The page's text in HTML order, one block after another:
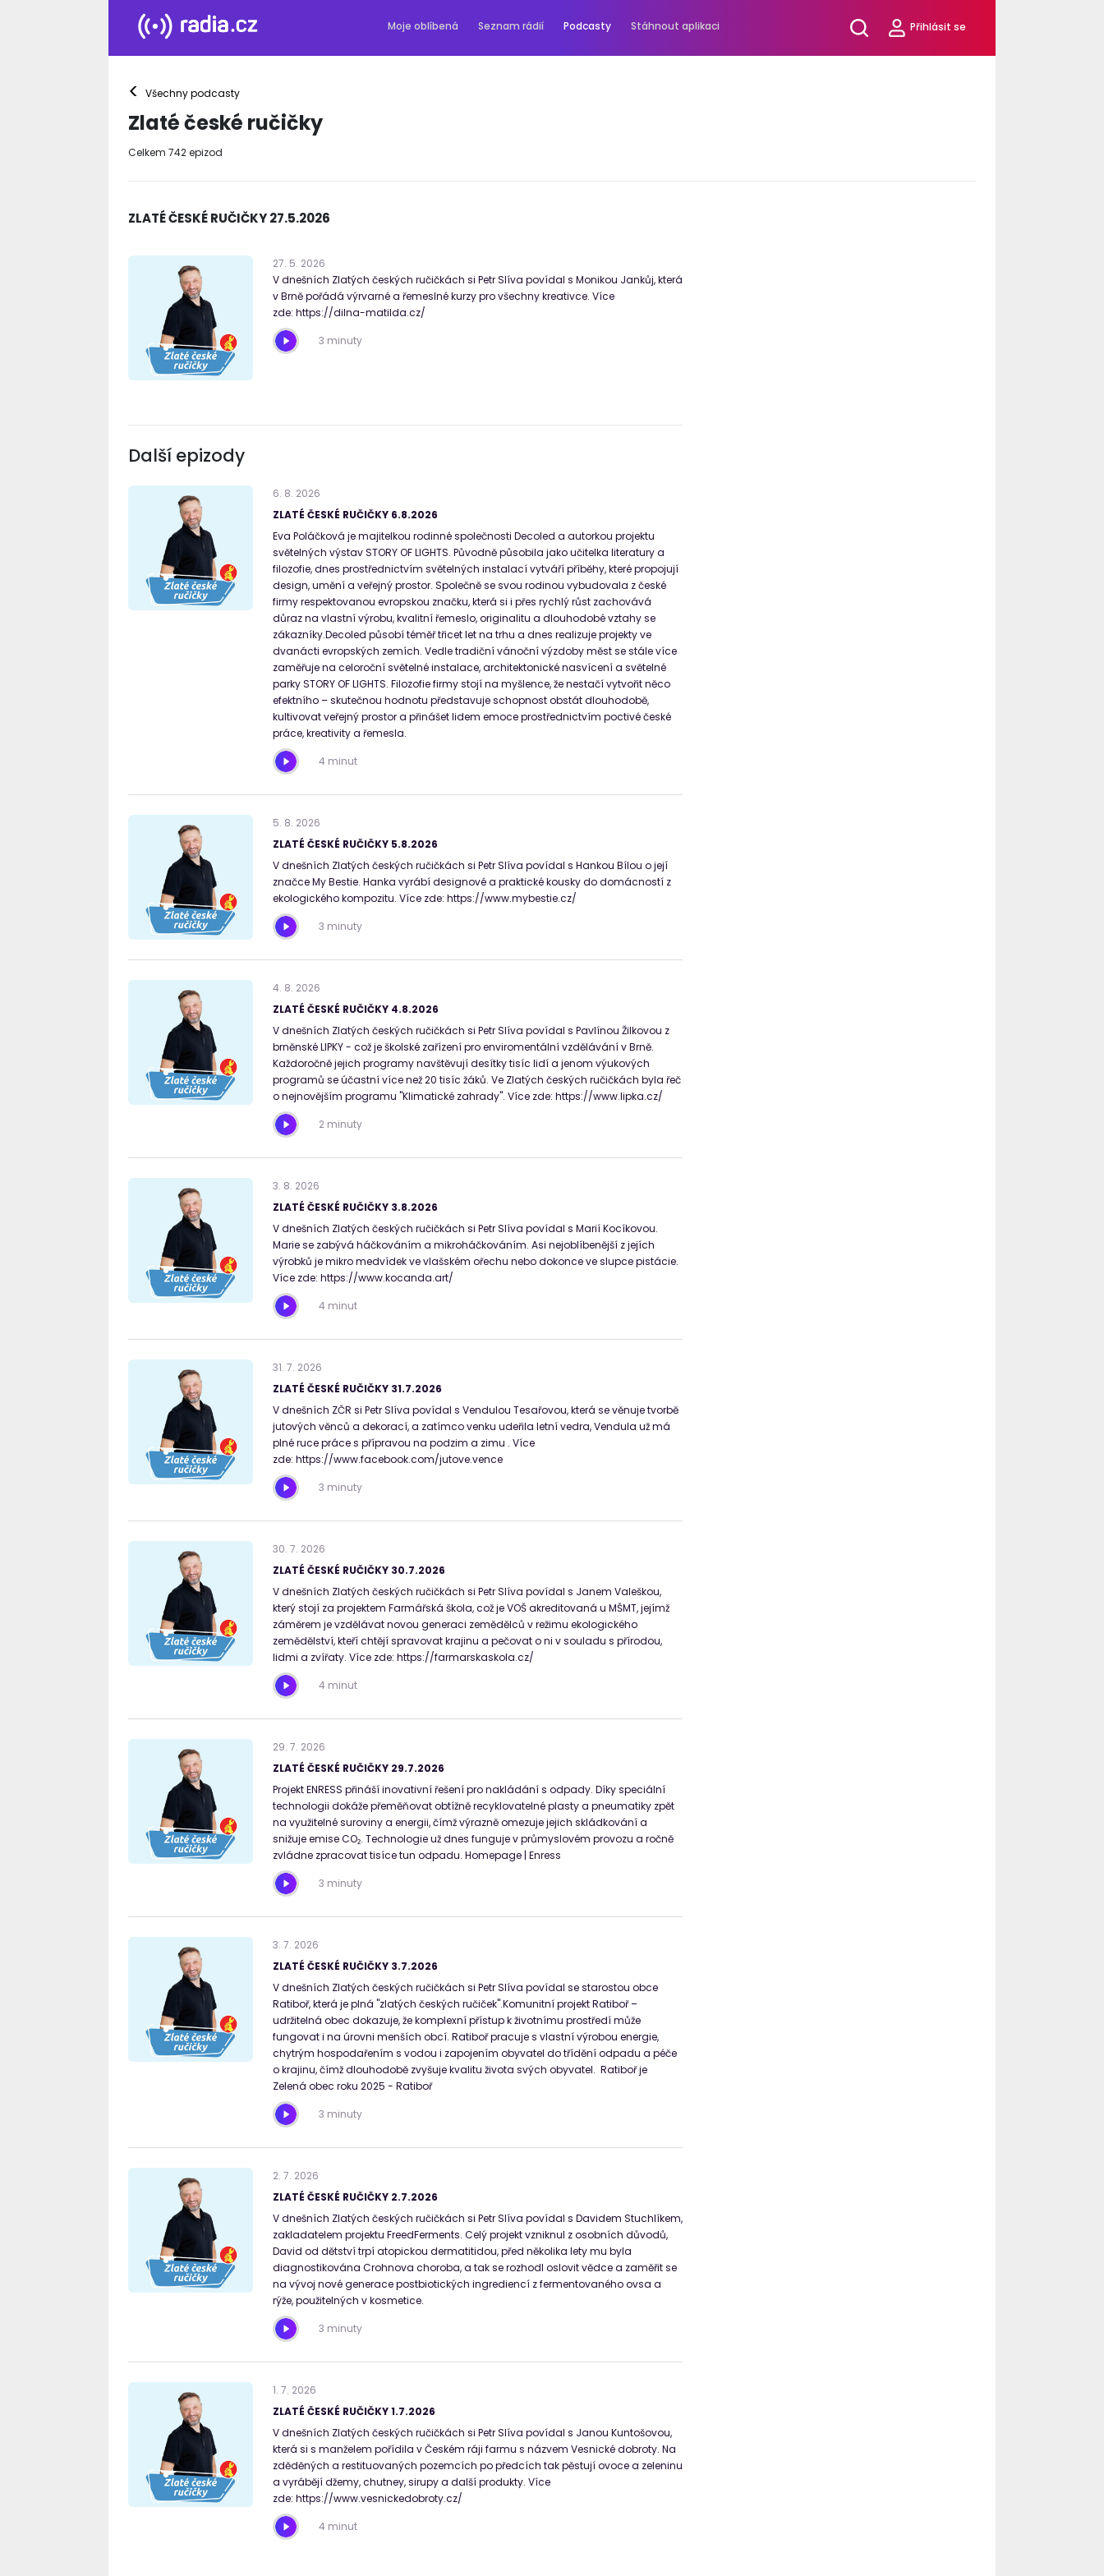
Moje oblíbená Seznam rádií Podcasty Stáhnout aplikaci Přihlásit se
< Všechny podcasty
Zlaté české ručičky
Celkem 742epizod
ZLATÉ ČESKÉ RUČIČKY 27.5.2026
27. 5. 2026
V dnešních Zlatých českých ručičkách si Petr Slíva povídal s Monikou Jankůj, která
v Brně pořádá výrvarné a řemeslné kurzy pro všechny kreativce. Více
zde: https://dilna-matilda.cz/
3 minuty
Další epizody
6. 8. 2026
ZLATÉ ČESKÉ RUČIČKY 6.8.2026
Eva Poláčková je majitelkou rodinné společnosti Decoled a autorkou projektu
světelných výstav STORY OF LIGHTS. Původně působila jako učitelka literatury a
filozofie, dnes prostřednictvím světelných instalací vytváří příběhy, které propojují
design, umění a veřejný prostor. Společně se svou rodinou vybudovala z české
firmy respektovanou evropskou značku, která si i přes rychlý růst zachovává
důraz na vlastní výrobu, kvalitní řemeslo, originalitu a dlouhodobé vztahy se
zákazníky.Decoled působí téměř třicet let na trhu a dnes realizuje projekty ve
dvanácti evropských zemích. Vedle tradiční vánoční výzdoby měst se stále více
zaměřuje na celoroční světelné instalace, architektonické nasvícení a světelné
parky STORY OF LIGHTS. Filozofie firmy stojí na myšlence, že nestačí vytvořit něco
efektního – skutečnou hodnotu představuje schopnost obstát dlouhodobě,
kultivovat veřejný prostor a přinášet lidem emoce prostřednictvím poctivé české
práce, kreativity a řemesla.
4 minut
5. 8. 2026
ZLATÉ ČESKÉ RUČIČKY 5.8.2026
V dnešních Zlatých českých ručičkách si Petr Slíva povídal s Hankou Bílou o její
značce My Bestie. Hanka vyrábí designové a praktické kousky do domácností z
ekologického kompozitu. Více zde: https://www.mybestie.cz/
3 minuty
4. 8. 2026
ZLATÉ ČESKÉ RUČIČKY 4.8.2026
V dnešních Zlatých českých ručičkách si Petr Slíva povídal s Pavlínou Žilkovou z
brněnské LIPKY - což je školské zařízení pro enviromentální vzdělávání v Brně.
Každoročně jejich programy navštěvují desítky tisíc lidí a jenom výukových
programů se účastní více než 20 tisíc žáků. Ve Zlatých českých ručičkách byla řeč
o nejnovějším programu "Klimatické zahrady". Více zde: https://www.lipka.cz/
2 minuty
3. 8. 2026
ZLATÉ ČESKÉ RUČIČKY 3.8.2026
V dnešních Zlatých českých ručičkách si Petr Slíva povídal s Marií Kocíkovou.
Marie se zabývá háčkováním a mikroháčkováním. Asi nejoblíbenější z jejích
výrobků je mikro medvídek ve vlašském ořechu nebo dokonce ve slupce pistácie.
Více zde: https://www.kocanda.art/
4 minut
31. 7. 2026
ZLATÉ ČESKÉ RUČIČKY 31.7.2026
V dnešních ZČR si Petr Slíva povídal s Vendulou Tesařovou, která se věnuje tvorbě
jutových věnců a dekorací, a zatímco venku udeřila letní vedra, Vendula už má
plné ruce práce s přípravou na podzim a zimu . Více
zde: https://www.facebook.com/jutove.vence
3 minuty
30. 7. 2026
ZLATÉ ČESKÉ RUČIČKY 30.7.2026
V dnešních Zlatých českých ručičkách si Petr Slíva povídal s Janem Valeškou,
který stojí za projektem Farmářská škola, což je VOŠ akreditovaná u MŠMT, jejímž
záměrem je vzdělávat novou generaci zemědělců v režimu ekologického
zemědělství, kteří chtějí spravovat krajinu a pečovat o ni v souladu s přírodou,
lidmi a zvířaty. Více zde: https://farmarskaskola.cz/
4 minut
29. 7. 2026
ZLATÉ ČESKÉ RUČIČKY 29.7.2026
Projekt ENRESS přináší inovativní řešení pro nakládání s odpady. Díky speciální
technologii dokáže přeměňovat obtížně recyklovatelné plasty a pneumatiky zpět
na využitelné suroviny a energii, čímž výrazně omezuje jejich skládkování a
snižuje emise CO₂. Technologie už dnes funguje v průmyslovém provozu a ročně
zvládne zpracovat tisíce tun odpadu. Homepage | Enress
3 minuty
3. 7. 2026
ZLATÉ ČESKÉ RUČIČKY 3.7.2026
V dnešních Zlatých českých ručičkách si Petr Slíva povídal se starostou obce
Ratiboř, která je plná "zlatých českých ručiček".Komunitní projekt Ratiboř –
udržitelná obec dokazuje, že komplexní přístup k životnímu prostředí může
fungovat i na úrovni menších obcí. Ratiboř pracuje s vlastní výrobou energie,
chytrým hospodařením s vodou i zapojením obyvatel do třídění odpadu a péče
o krajinu, čímž dlouhodobě zvyšuje kvalitu života svých obyvatel. Ratiboř je
Zelená obec roku 2025 - Ratiboř
3 minuty
2. 7. 2026
ZLATÉ ČESKÉ RUČIČKY 2.7.2026
V dnešních Zlatých českých ručičkách si Petr Slíva povídal s Davidem Stuchlíkem,
zakladatelem projektu FreedFerments. Celý projekt vzniknul z osobních důvodů,
David od dětství trpí atopickou dermatitidou, před několika lety mu byla
diagnostikována Crohnova choroba, a tak se rozhodl oslovit vědce a zaměřit se
na vývoj nové generace postbiotických ingrediencí z fermentovaného ovsa a
rýže, použitelných v kosmetice.
3 minuty
1. 7. 2026
ZLATÉ ČESKÉ RUČIČKY 1.7.2026
V dnešních Zlatých českých ručičkách si Petr Slíva povídal s Janou Kuntošovou,
která si s manželem pořídila v Českém ráji farmu s názvem Vesnické dobroty. Na
zděděných a restituovaných pozemcích po předcích tak pěstují ovoce a zeleninu
a vyrábějí džemy, chutney, sirupy a další produkty. Více
zde: https://www.vesnickedobroty.cz/
4 minut